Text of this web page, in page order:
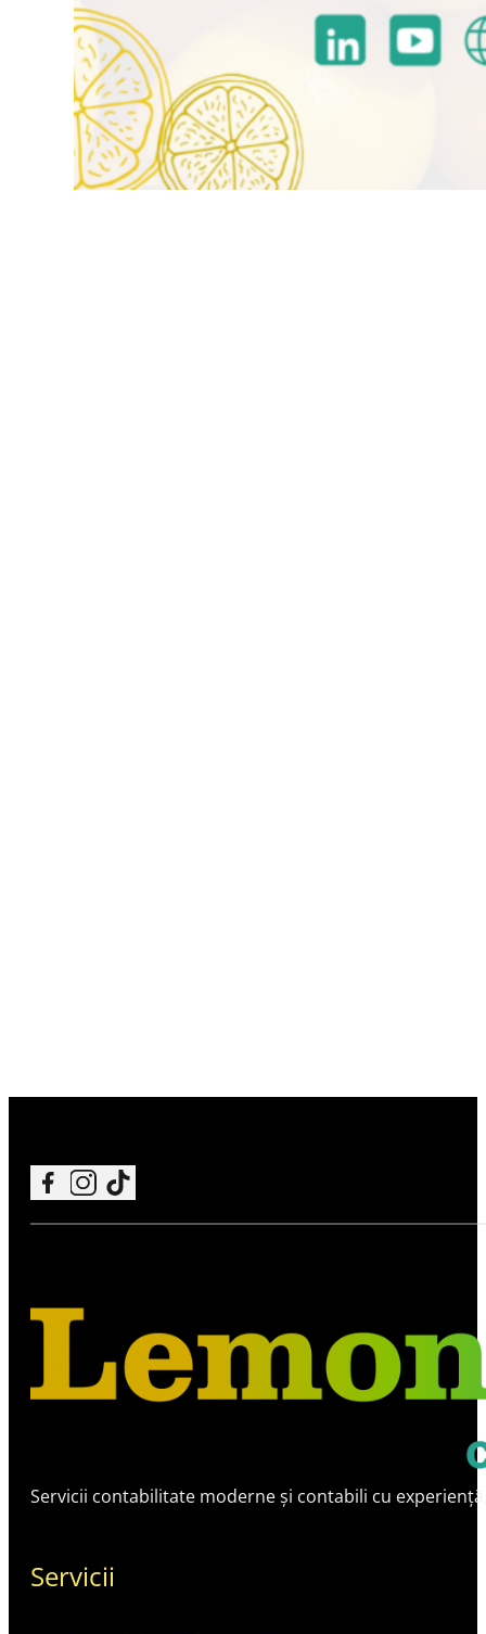
Follow me on Facebook
Follow me on Instagram
Follow me on TikTok
Servicii contabilitate moderne și contabili cu
Servicii